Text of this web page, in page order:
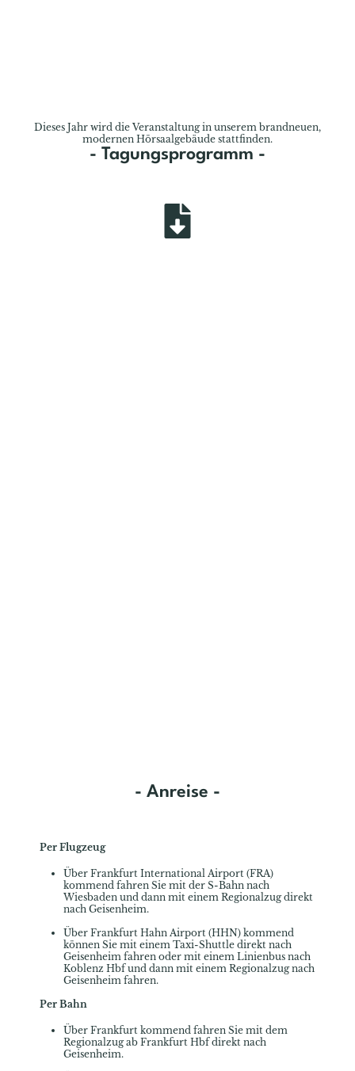
Dieses Jahr wird die Veranstaltung in unserem brandneuen,
modernen Hörsaalgebäude stattfinden.
- Tagungsprogramm -
- Anreise -
Per Flugzeug
Über Frankfurt International Airport (FRA)
kommend fahren Sie mit der S-Bahn nach
Wiesbaden und dann mit einem Regionalzug direkt
nach Geisenheim.
Über Frankfurt Hahn Airport (HHN) kommend
können Sie mit einem Taxi-Shuttle direkt nach
Geisenheim fahren oder mit einem Linienbus nach
Koblenz Hbf und dann mit einem Regionalzug nach
Geisenheim fahren.
Per Bahn
Über Frankfurt kommend fahren Sie mit dem
Regionalzug ab Frankfurt Hbf direkt nach
Geisenheim.